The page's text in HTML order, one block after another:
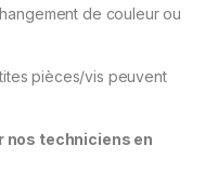
de couleur ou
pièces/vis peuvent
nos techniciens en